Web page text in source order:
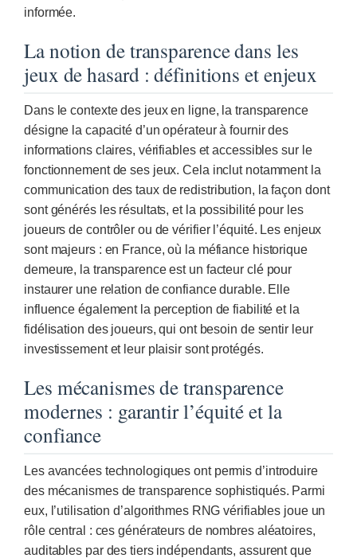
informée.
La notion de transparence dans les
jeux de hasard : définitions et enjeux
Dans le contexte des jeux en ligne, la transparence
désigne la capacité d’un opérateur à fournir des
informations claires, vérifiables et accessibles sur le
fonctionnement de ses jeux. Cela inclut notamment la
communication des taux de redistribution, la façon dont
sont générés les résultats, et la possibilité pour les
joueurs de contrôler ou de vérifier l’équité. Les enjeux
sont majeurs : en France, où la méfiance historique
demeure, la transparence est un facteur clé pour
instaurer une relation de confiance durable. Elle
influence également la perception de fiabilité et la
fidélisation des joueurs, qui ont besoin de sentir leur
investissement et leur plaisir sont protégés.
Les mécanismes de transparence
modernes : garantir l’équité et la
confiance
Les avancées technologiques ont permis d’introduire
des mécanismes de transparence sophistiqués. Parmi
eux, l’utilisation d’algorithmes RNG vérifiables joue un
rôle central : ces générateurs de nombres aléatoires,
auditables par des tiers indépendants, assurent que